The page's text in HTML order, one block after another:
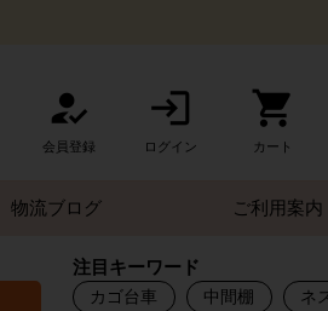
会員登録 ログイン カート
物流ブログ ご利用案内
注目キーワード
カゴ台車 中間棚 ネ